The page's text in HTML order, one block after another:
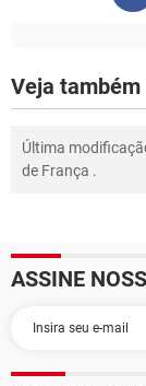
Veja também
Última
de França .
ASSINE